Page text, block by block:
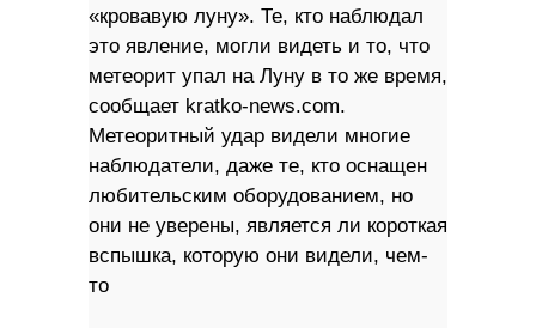
«кровавую луну». Те, кто наблюдал
это явление, могли видеть и то, что
метеорит упал на Луну в то же время,
сообщает kratko-news.com.
Метеоритный удар видели многие
наблюдатели, даже те, кто оснащен
любительским оборудованием, но
они не уверены, является ли короткая
вспышка, которую они видели, чем-
то